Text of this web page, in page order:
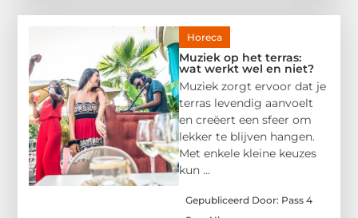
Horeca
Muziek op het terras:
wat werkt wel en niet?
Muziek zorgt ervoor dat je
terras levendig aanvoelt
en creëert een sfeer om
lekker te blijven hangen.
Met enkele kleine keuzes
kun ...
Gepubliceerd Door: Pass 4